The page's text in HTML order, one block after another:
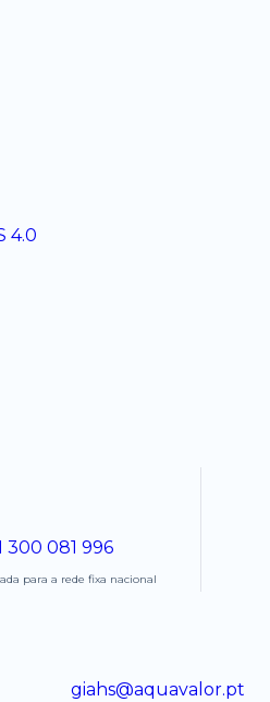
4.0
300 081 996
para a rede fixa nacional
giahs@aquavalor.pt